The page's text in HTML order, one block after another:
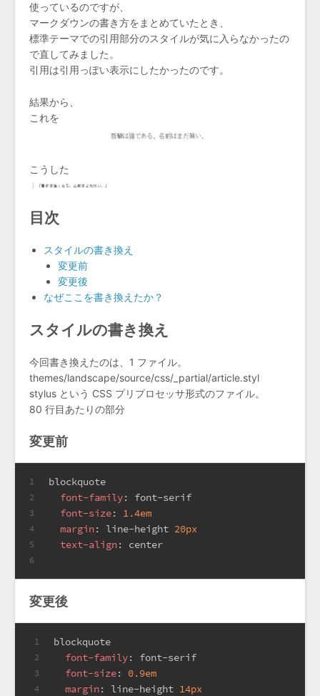
使っているのですが、
マークダウンの書き方をまとめていたとき、
標準テーマでの引用部分のスタイルが気に入らなかったの
で直してみました。
引用は引用っぽい表示にしたかったのです。
結果から、
これを
こうした
目次
スタイルの書き換え
変更前
変更後
なぜここを書き換えたか？
スタイルの書き換え
今回書き換えたのは、1 ファイル。
themes/landscape/source/css/_partial/article.styl
stylus という CSS プリプロセッサ形式のファイル。
80 行目あたりの部分
変更前
1
2
3
4
5
6
blockquote
font-family: font-serif
font-size: 1.4em
margin: line-height 20px
text-align: center
変更後
1
2
3
4
blockquote
font-family: font-serif
font-size: 0.9em
margin: line-height 14px